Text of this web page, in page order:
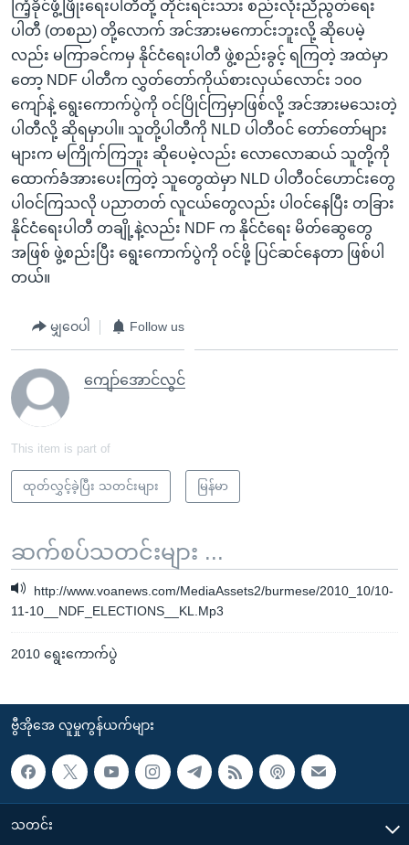
ကြံ့ခိုင်ဖွံ့ဖြိုးရေးပါတီတို့ တိုင်းရင်းသား စည်းလုံးညီညွတ်ရေး
ပါတီ (တစည) တို့လောက် အင်အားမကောင်းဘူးလို့ ဆိုပေမဲ့
လည်း မကြာခင်ကမှ နိုင်ငံရေးပါတီ ဖွဲ့စည်းခွင့် ရကြတဲ့ အထဲမှာ
တော့ NDF ပါတီက လွှတ်တော်ကိုယ်စားလှယ်လောင်း ၁၀၀
ကျော်နဲ့ ရွေးကောက်ပွဲကို ဝင်ပြိုင်ကြမှာဖြစ်လို့ အင်အားမသေးတဲ့
ပါတီလို့ ဆိုရမှာပါ။ သူတို့ပါတီကို NLD ပါတီဝင် တော်တော်များ
များက မကြိုက်ကြဘူး ဆိုပေမဲ့လည်း လောလောဆယ် သူတို့ကို
ထောက်ခံအားပေးကြတဲ့ သူတွေထဲမှာ NLD ပါတီဝင်ဟောင်းတွေ
ပါဝင်ကြသလို ပညာတတ် လူငယ်တွေလည်း ပါဝင်နေပြီး တခြား
နိုင်ငံရေးပါတီ တချို့နဲ့လည်း NDF က နိုင်ငံရေး မိတ်ဆွေတွေ
အဖြစ် ဖွဲ့စည်းပြီး ရွေးကောက်ပွဲကို ဝင်ဖို့ ပြင်ဆင်နေတာ ဖြစ်ပါ
တယ်။
မျှဝေပါ Follow us
ကျော်အောင်လွင်
This item is part of
ထုတ်လွှင့်ခဲ့ပြီး သတင်းများ မြန်မာ
ဆက်စပ်သတင်းများ ...
http://www.voanews.com/MediaAssets2/burmese/2010_10/10-
11-10__NDF_ELECTIONS__KL.Mp3
2010 ရွေးကောက်ပွဲ
ဗွီအိုအေ လူမှုကွန်ယက်များ
သတင်း